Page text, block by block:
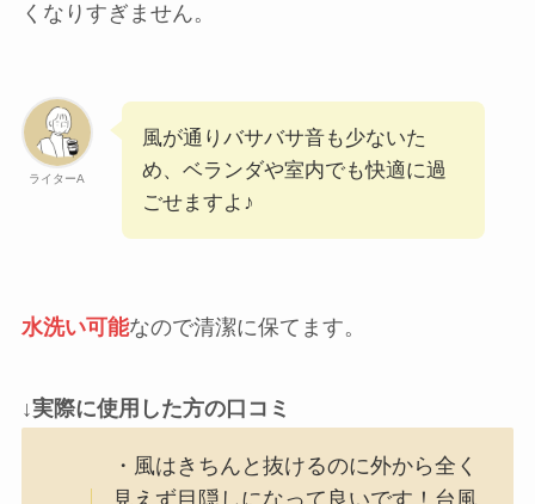
くなりすぎません。
ライターA
風が通りバサバサ音も少ないた
め、ベランダや室内でも快適に過
ごせますよ♪
水洗い可能なので清潔に保てます。
↓実際に使用した方の口コミ
・風はきちんと抜けるのに外から全く
見えず目隠しになって良いです！台風